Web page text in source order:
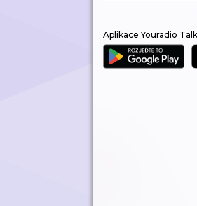
Aplikace Youradio Talk